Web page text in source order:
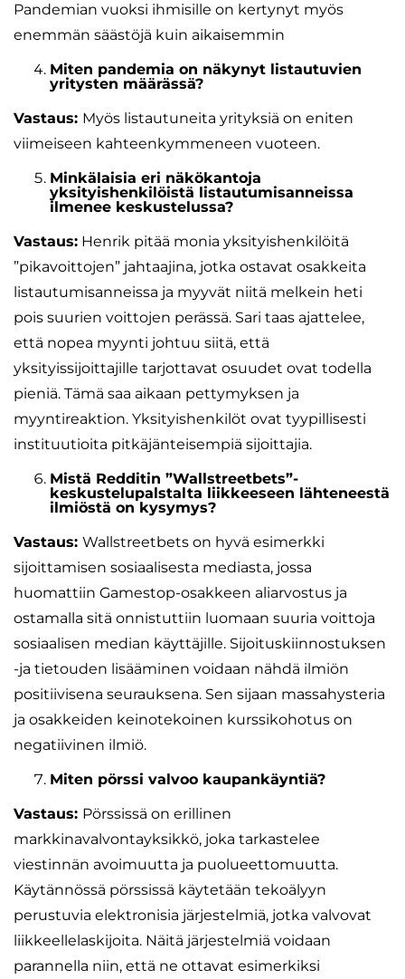
Pandemian vuoksi ihmisille on kertynyt myös
enemmän säästöjä kuin aikaisemmin
Miten pandemia on näkynyt listautuvien
yritysten määrässä?
Vastaus: Myös listautuneita yrityksiä on eniten
viimeiseen kahteenkymmeneen vuoteen.
Minkälaisia eri näkökantoja
yksityishenkilöistä listautumisanneissa
ilmenee keskustelussa?
Vastaus: Henrik pitää monia yksityishenkilöitä
”pikavoittojen” jahtaajina, jotka ostavat osakkeita
listautumisanneissa ja myyvät niitä melkein heti
pois suurien voittojen perässä. Sari taas ajattelee,
että nopea myynti johtuu siitä, että
yksityissijoittajille tarjottavat osuudet ovat todella
pieniä. Tämä saa aikaan pettymyksen ja
myyntireaktion. Yksityishenkilöt ovat tyypillisesti
instituutioita pitkäjänteisempiä sijoittajia.
Mistä Redditin ”Wallstreetbets”-
keskustelupalstalta liikkeeseen lähteneestä
ilmiöstä on kysymys?
Vastaus: Wallstreetbets on hyvä esimerkki
sijoittamisen sosiaalisesta mediasta, jossa
huomattiin Gamestop-osakkeen aliarvostus ja
ostamalla sitä onnistuttiin luomaan suuria voittoja
sosiaalisen median käyttäjille. Sijoituskiinnostuksen
-ja tietouden lisääminen voidaan nähdä ilmiön
positiivisena seurauksena. Sen sijaan massahysteria
ja osakkeiden keinotekoinen kurssikohotus on
negatiivinen ilmiö.
Miten pörssi valvoo kaupankäyntiä?
Vastaus: Pörssissä on erillinen
markkinavalvontayksikkö, joka tarkastelee
viestinnän avoimuutta ja puolueettomuutta.
Käytännössä pörssissä käytetään tekoälyyn
perustuvia elektronisia järjestelmiä, jotka valvovat
liikkeellelaskijoita. Näitä järjestelmiä voidaan
parannella niin, että ne ottavat esimerkiksi